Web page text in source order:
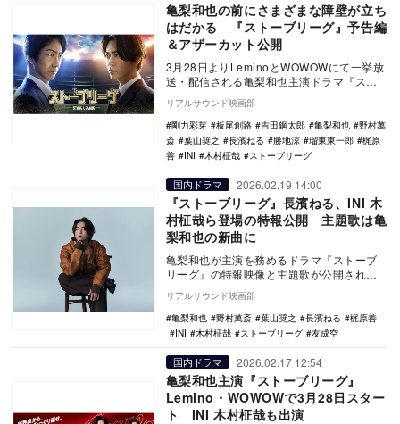
亀梨和也の前にさまざまな障壁が立ち
はだかる 『ストーブリーグ』予告編
＆アザーカット公開
3月28日よりLeminoとWOWOWにて一挙放
送・配信される亀梨和也主演ドラマ『スト
ーブリーグ』の予告編とアザーカットが公
開さ…
リアルサウンド映画部
剛力彩芽
板尾創路 吉田鋼太郎 亀梨和也
野村萬
斎
葉山奨之 長濱ねる 勝地涼 瑠東東一郎
梶原
善
INI 木村柾哉 ストーブリーグ
国内ドラマ 2026.02.19 14:00
『ストーブリーグ』長濱ねる、INI 木
村柾哉ら登場の特報公開 主題歌は亀
梨和也の新曲に
亀梨和也が主演を務めるドラマ『ストーブ
リーグ』の特報映像と主題歌が公開され
た。主題歌は、主演の亀梨が歌う新曲
「Diamond」に…
リアルサウンド映画部
亀梨和也
野村萬斎 葉山奨之 長濱ねる
梶原善
INI
木村柾哉 ストーブリーグ 友成空
国内ドラマ 2026.02.17 12:54
亀梨和也主演『ストーブリーグ』
Lemino・WOWOWで3月28日スター
ト INI 木村柾哉も出演